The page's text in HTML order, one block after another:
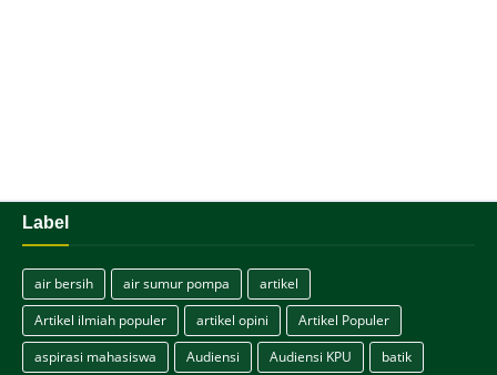
Label
air bersih air sumur pompa
artikel
Artikel ilmiah populer
artikel opini
Artikel Populer
aspirasi mahasiswa
Audiensi Audiensi KPU
batik